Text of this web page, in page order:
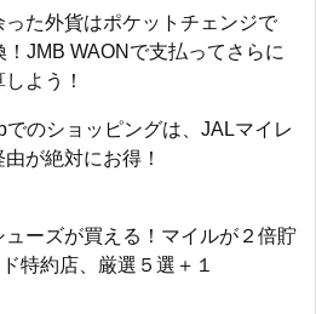
った外貨はポケットチェンジで
！JMB WAONで支払ってさらに
よう！
でのショッピングは、JALマイレ
が絶対にお得！
ューズが買える！マイルが２倍貯
特約店、厳選５選＋１